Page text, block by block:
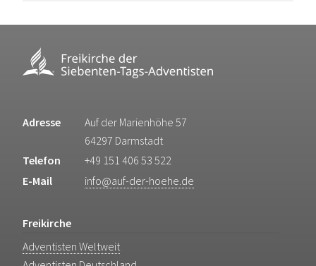
Adresse
Auf der Marienhöhe 57
64297 Darmstadt
Telefon
+49 151 406 53 522
E-Mail
info@auf-der-hoehe.de
Freikirche
Adventisten Weltweit